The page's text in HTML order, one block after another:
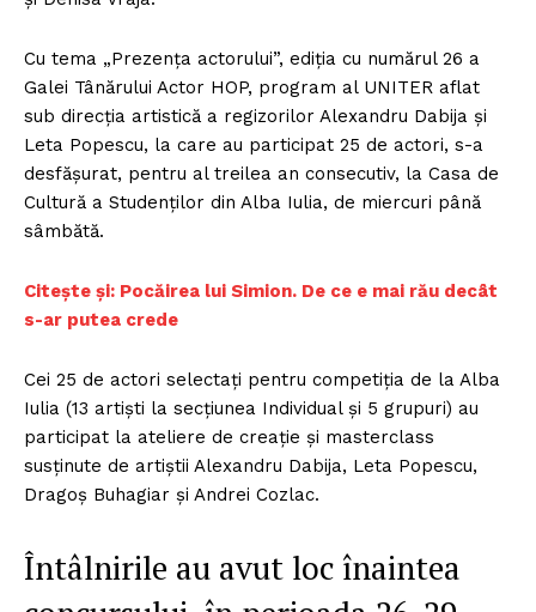
Cu tema „Prezenţa actorului”, ediţia cu numărul 26 a
Galei Tânărului Actor HOP, program al UNITER aflat
sub direcţia artistică a regizorilor Alexandru Dabija şi
Leta Popescu, la care au participat 25 de actori, s-a
desfăşurat, pentru al treilea an consecutiv, la Casa de
Cultură a Studenţilor din Alba Iulia, de miercuri până
sâmbătă.
Citește și: Pocăirea lui Simion. De ce e mai rău decât
s-ar putea crede
Cei 25 de actori selectaţi pentru competiţia de la Alba
Iulia (13 artişti la secţiunea Individual şi 5 grupuri) au
participat la ateliere de creaţie şi masterclass
susţinute de artiştii Alexandru Dabija, Leta Popescu,
Dragoş Buhagiar şi Andrei Cozlac.
Întâlnirile au avut loc înaintea